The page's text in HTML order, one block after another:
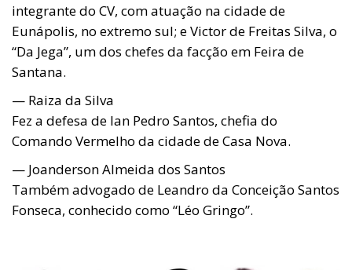
integrante do CV, com atuação na cidade de
Eunápolis, no extremo sul; e Victor de Freitas Silva, o
“Da Jega”, um dos chefes da facção em Feira de
Santana.
— Raiza da Silva
Fez a defesa de Ian Pedro Santos, chefia do
Comando Vermelho da cidade de Casa Nova.
— Joanderson Almeida dos Santos
Também advogado de Leandro da Conceição Santos
Fonseca, conhecido como “Léo Gringo”.